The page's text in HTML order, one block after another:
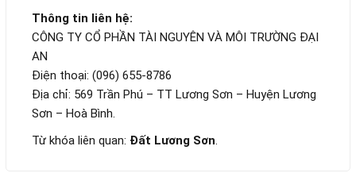
Thông tin liên hệ:
CÔNG TY CỔ PHẦN TÀI NGUYÊN VÀ MÔI TRƯỜNG ĐẠI
AN
Điện thoại: (096) 655-8786
Địa chỉ: 569 Trần Phú – TT Lương Sơn – Huyện Lương
Sơn – Hoà Bình.
Từ khóa liên quan: Đất Lương Sơn.